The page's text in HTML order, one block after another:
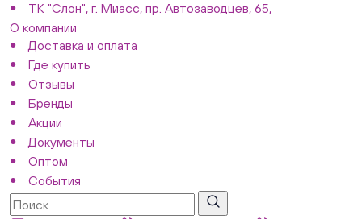
ТК "Слон", г. Миасс, пр. Автозаводцев, 65,
О компании
Доставка и оплата
Где купить
Отзывы
Бренды
Акции
Документы
Оптом
События